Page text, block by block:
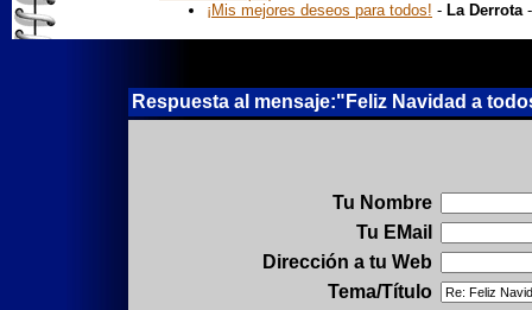
¡Mis mejores deseos para todos! - La Derrota-
Respuesta al mensaje:"Feliz Navidad a
Tu Nombre
Tu EMail
Dirección a tu Web
Tema/Título